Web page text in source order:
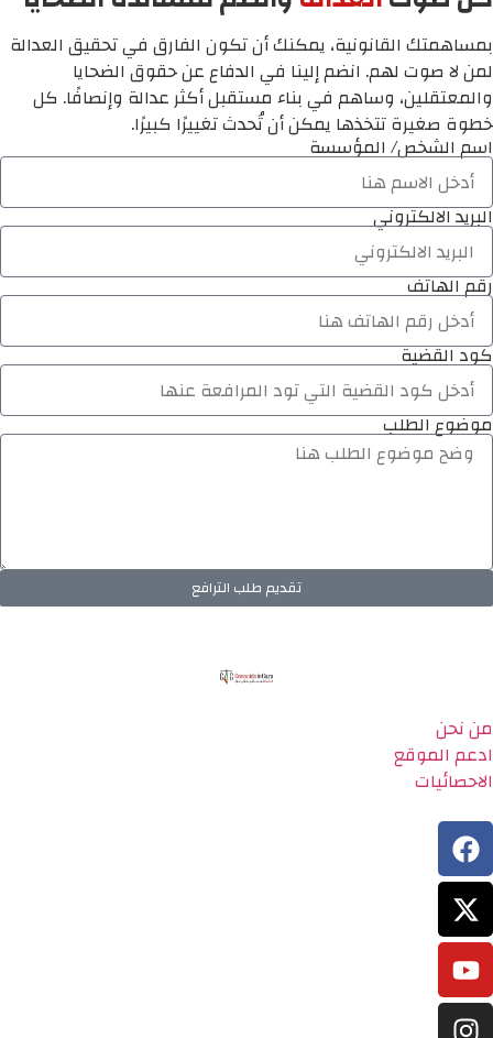
بمساهمتك القانونية، يمكنك أن تكون الفارق في تحقيق العدالة
لمن لا صوت لهم. انضم إلينا في الدفاع عن حقوق الضحايا
والمعتقلين، وساهم في بناء مستقبل أكثر عدالة وإنصافًا. كل
خطوة صغيرة تتخذها يمكن أن تُحدث تغييرًا كبيرًا.
اسم الشخص/ المؤسسة
البريد الالكتروني
رقم الهاتف
كود القضية
موضوع الطلب
تقديم طلب الترافع
من نحن
ادعم الموقع
الاحصائيات